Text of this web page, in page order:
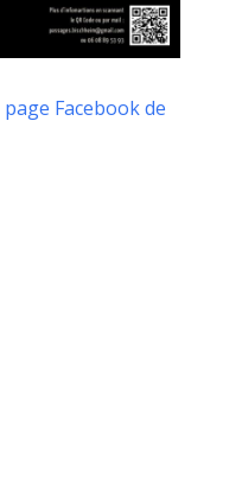
page Facebook de